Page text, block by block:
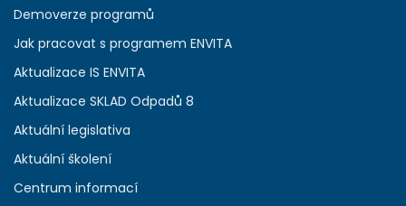
Demoverze programů
Jak pracovat s programem ENVITA
Aktualizace IS ENVITA
Aktualizace SKLAD Odpadů 8
Aktuální legislativa
Aktuální školení
Centrum informací